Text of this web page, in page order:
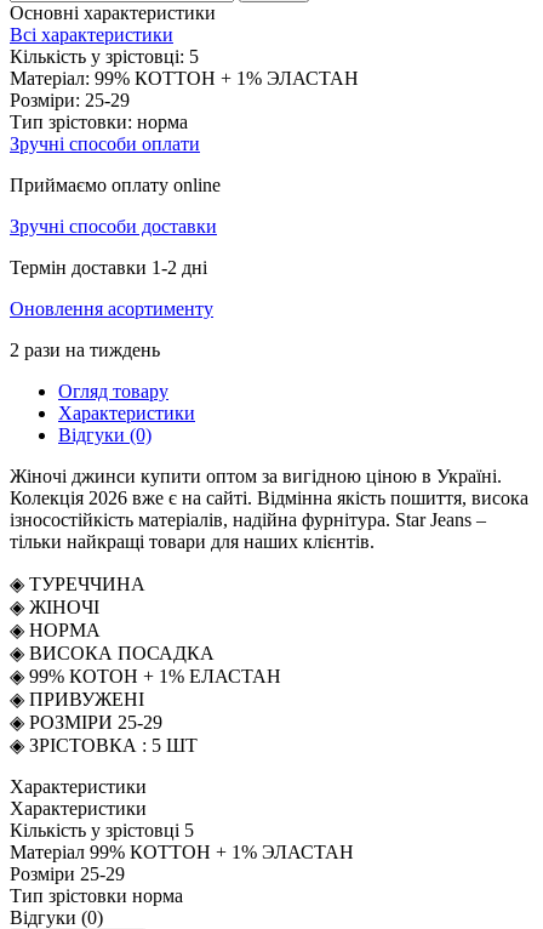
Основні характеристики
Всі характеристики
Кількість у зрістовці: 5
Матеріал: 99% КОТТОН + 1% ЭЛАСТАН
Розміри: 25-29
Тип зрістовки: норма
Зручні способи оплати
Приймаємо оплату online
Зручні способи доставки
Термін доставки 1-2 дні
Оновлення асортименту
2 рази на тиждень
Огляд товару
Характеристики
Відгуки (0)
Жіночі джинси купити оптом за вигідною ціною в Україні.
Колекція 2026 вже є на сайті. Відмінна якість пошиття, висока
ізносостійкість матеріалів, надійна фурнітура. Star Jeans –
тільки найкращі товари для наших клієнтів.
◈ ТУРЕЧЧИНА
◈ ЖІНОЧІ
◈ НОРМА
◈ ВИСОКА ПОСАДКА
◈ 99% КОТОН + 1% ЕЛАСТАН
◈ ПРИВУЖЕНІ
◈ РОЗМІРИ 25-29
◈ ЗРІСТОВКА : 5 ШТ
Характеристики
Характеристики
Кількість у зрістовці 5
Матеріал 99% КОТТОН + 1% ЭЛАСТАН
Розміри 25-29
Тип зрістовки норма
Відгуки (0)